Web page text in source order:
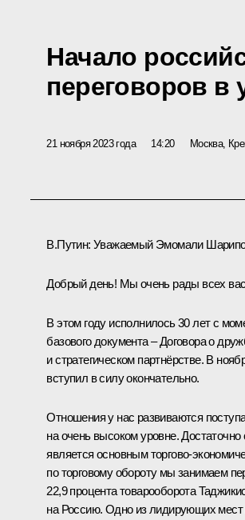
Начало
переговоров в
21 ноября 2023 года 14:20 Москва,
В.Путин: Уважаемый Эмомали
Добрый день! Мы очень рады всех
В этом году исполнилось 30 лет с
базового документа – Договора о
и стратегическом партнёрстве. В
вступил в силу окончательно.
Отношения у нас развиваются
на очень высоком уровне. Достаточно
является основным торгово-
по торговому обороту мы занимаем
22,9 процента товарооборота
на Россию. Одно из лидирующих